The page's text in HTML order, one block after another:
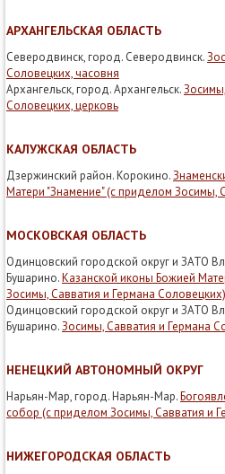
АРХАНГЕЛЬСКАЯ ОБЛАСТЬ
Северодвинск, город. Северодвинск.
Соловецких, часовня
Архангельск, город. Архангельск.
Соловецких, церковь
КАЛУЖСКАЯ ОБЛАСТЬ
Дзержинский район. Корокино.
Матери "Знамение" (с приделом Зосимы,
МОСКОВСКАЯ ОБЛАСТЬ
Одинцовский городской округ и ЗАТО
Бушарино.Казанской иконы Божией
Зосимы, Савватия и Германа Соловецких)
Одинцовский городской округ и ЗАТО
Бушарино.Зосимы, Савватия и Германа
НЕНЕЦКИЙ АВТОНОМНЫЙ ОКРУГ
Нарьян-Мар, город. Нарьян-Мар.
собор (с приделом Зосимы, Савватия и
НИЖЕГОРОДСКАЯ ОБЛАСТЬ